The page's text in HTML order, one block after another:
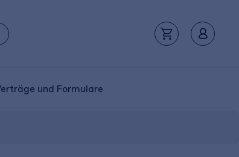
und Formulare